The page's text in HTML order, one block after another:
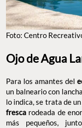
Foto: Centro
Ojo de Agua
Para los amantes del
un balneario con
lo indica, se trata de
fresca rodeada de
más pequeños,